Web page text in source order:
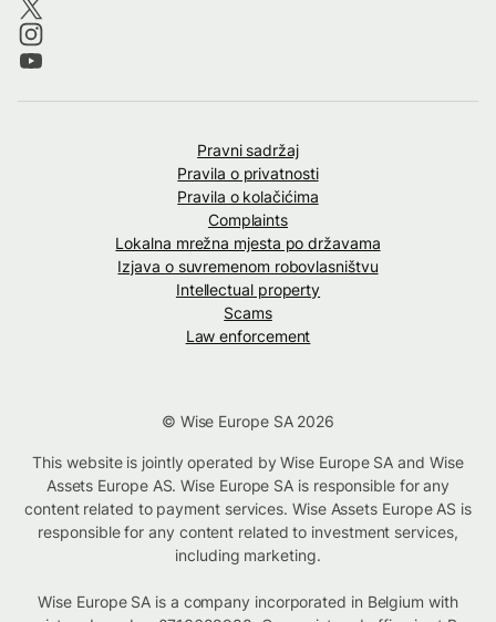
Pravni sadržaj
Pravila o privatnosti
Pravila o kolačićima
Complaints
Lokalna mrežna mjesta po državama
Izjava o suvremenom robovlasništvu
Intellectual property
Scams
Law enforcement
© Wise Europe SA 2026
This website is jointly operated by Wise Europe SA and Wise
Assets Europe AS. Wise Europe SA is responsible for any
content related to payment services. Wise Assets Europe AS is
responsible for any content related to investment services,
including marketing.
Wise Europe SA is a company incorporated in Belgium with